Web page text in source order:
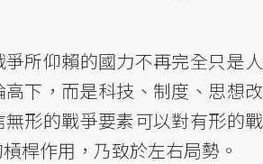
所仰賴的國力不再完全只是人
下，而是科技、制度、思想改
形的戰爭要素可以對有形的戰
桿作用，乃致於左右局勢。